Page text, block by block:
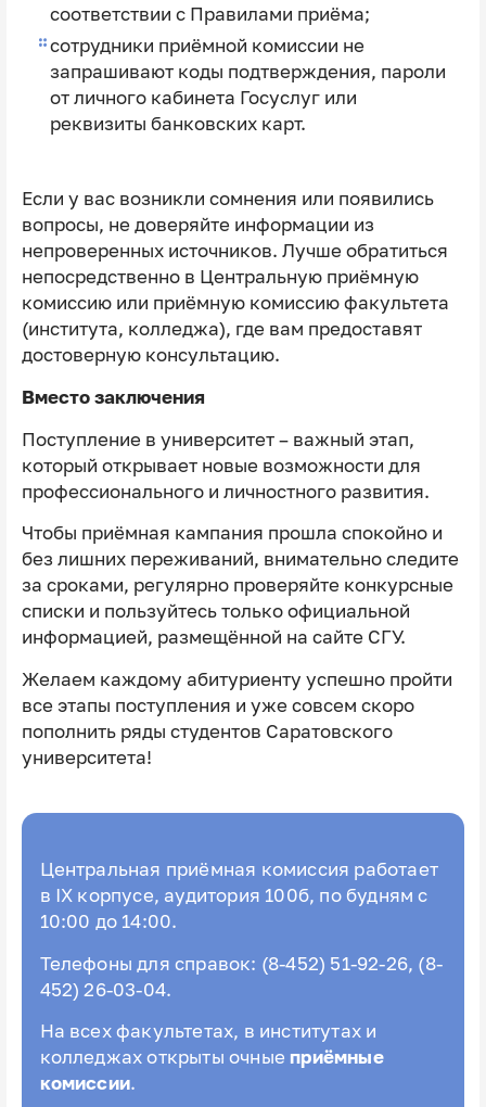
соответствии с Правилами приёма;
сотрудники приёмной комиссии не
запрашивают коды подтверждения, пароли
от личного кабинета Госуслуг или
реквизиты банковских карт.
Если у вас возникли сомнения или появились
вопросы, не доверяйте информации из
непроверенных источников. Лучше обратиться
непосредственно в Центральную приёмную
комиссию или приёмную комиссию факультета
(института, колледжа), где вам предоставят
достоверную консультацию.
Вместо заключения
Поступление в университет – важный этап,
который открывает новые возможности для
профессионального и личностного развития.
Чтобы приёмная кампания прошла спокойно и
без лишних переживаний, внимательно следите
за сроками, регулярно проверяйте конкурсные
списки и пользуйтесь только официальной
информацией, размещённой на сайте СГУ.
Желаем каждому абитуриенту успешно пройти
все этапы поступления и уже совсем скоро
пополнить ряды студентов Саратовского
университета!
Центральная приёмная комиссия работает
в IX корпусе, аудитория 100б, по будням с
10:00 до 14:00.
Телефоны для справок: (8-452) 51-92-26, (8-
452) 26-03-04.
На всех факультетах, в институтах и
колледжах открыты очныеприёмные
комиссии.